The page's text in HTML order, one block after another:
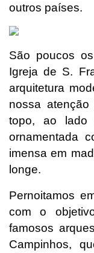
outros países.
São poucos
Igreja de S.
arquitetura
nossa
topo, ao lado
ornamentada
imensa em
longe.
Pernoitamos
com o
famosos
Campinhos,